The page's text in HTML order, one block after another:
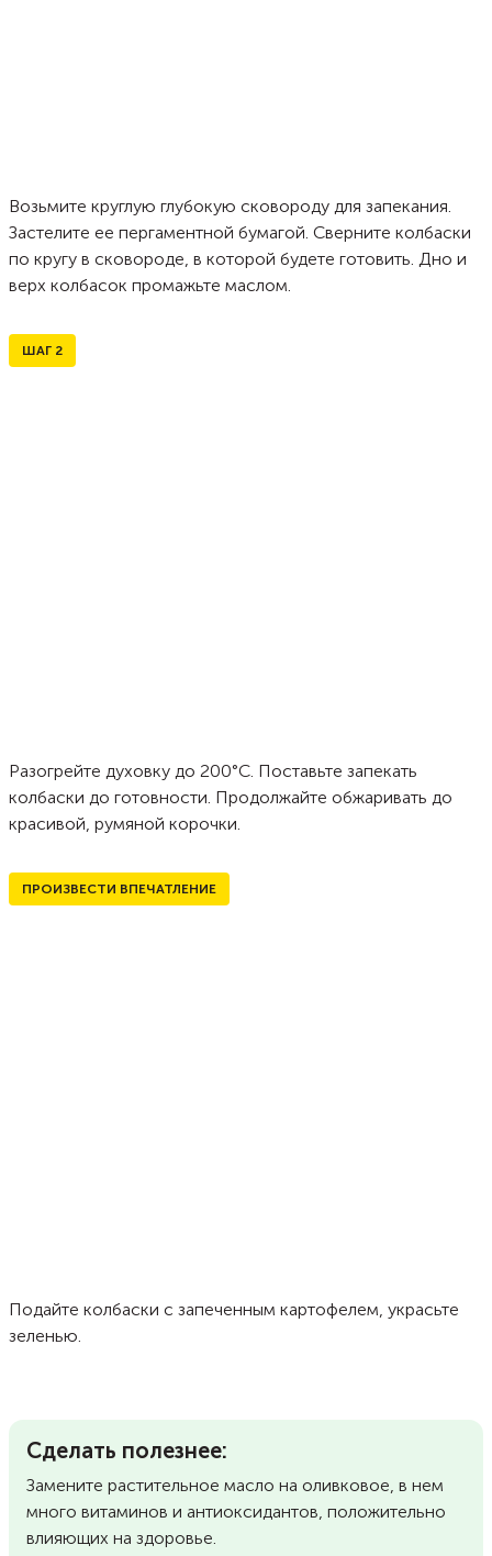
Возьмите круглую глубокую сковороду для запекания.
Застелите ее пергаментной бумагой. Сверните колбаски
по кругу в сковороде, в которой будете готовить. Дно и
верх колбасок промажьте маслом.
ШАГ 2
Разогрейте духовку до 200°С. Поставьте запекать
колбаски до готовности. Продолжайте обжаривать до
красивой, румяной корочки.
ПРОИЗВЕСТИ ВПЕЧАТЛЕНИЕ
Подайте колбаски с запеченным картофелем, украсьте
зеленью.
Сделать полезнее:
Замените растительное масло на оливковое, в нем
много витаминов и антиоксидантов, положительно
влияющих на здоровье.